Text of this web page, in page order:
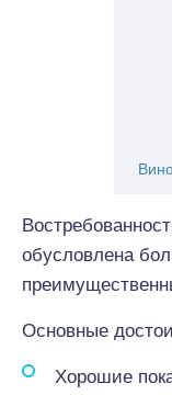
обусловлена
Основные
Хорошие